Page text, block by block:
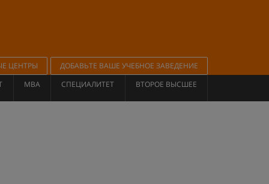
ЦЕНТРЫ
ДОБАВЬТЕ ВАШЕ УЧЕБНОЕ ЗАВЕДЕНИЕ
MBA СПЕЦИАЛИТЕТ ВТОРОЕ ВЫСШЕЕ